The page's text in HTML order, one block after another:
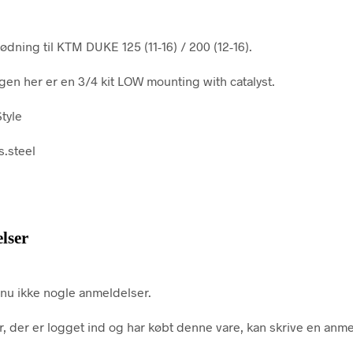
til KTM DUKE 125 (11-16) / 200 (12-16).
her er en 3/4 kit LOW mounting with catalyst.
ikke nogle anmeldelser.
der er logget ind og har købt denne vare, kan skrive en